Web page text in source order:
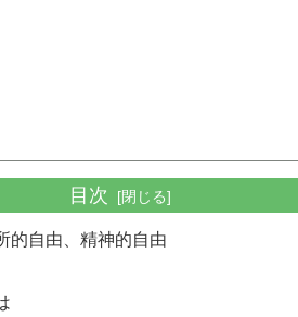
目次
的自由、精神的自由